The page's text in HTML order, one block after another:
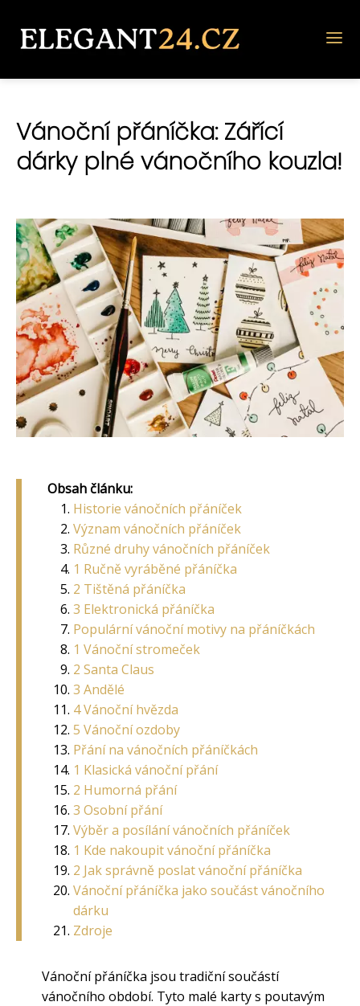
Vánoční přáníčka: Zářící
dárky plné vánočního kouzla!
Obsah článku:
Historie vánočních přáníček
Význam vánočních přáníček
Různé druhy vánočních přáníček
1 Ručně vyráběné přáníčka
2 Tištěná přáníčka
3 Elektronická přáníčka
Populární vánoční motivy na přáníčkách
1 Vánoční stromeček
2 Santa Claus
3 Andělé
4 Vánoční hvězda
5 Vánoční ozdoby
Přání na vánočních přáníčkách
1 Klasická vánoční přání
2 Humorná přání
3 Osobní přání
Výběr a posílání vánočních přáníček
1 Kde nakoupit vánoční přáníčka
2 Jak správně poslat vánoční přáníčka
Vánoční přáníčka jako součást vánočního
dárku
Zdroje
Vánoční přáníčka jsou tradiční součástí
vánočního období. Tyto malé karty s poutavým